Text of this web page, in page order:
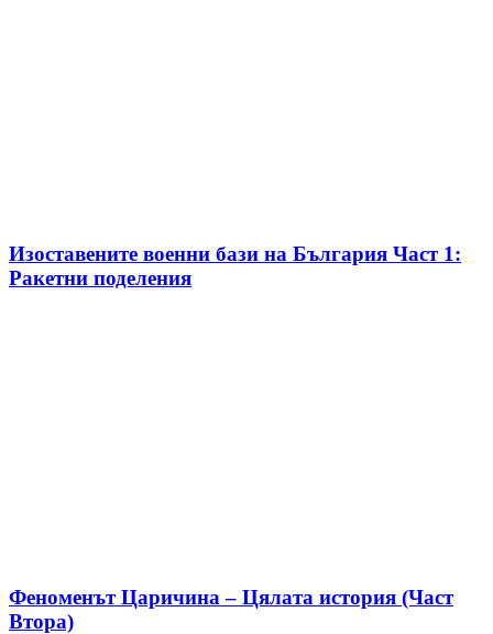
Изоставените военни бази на България Част 1:
Ракетни поделения
Феноменът Царичина – Цялата история (Част
Втора)